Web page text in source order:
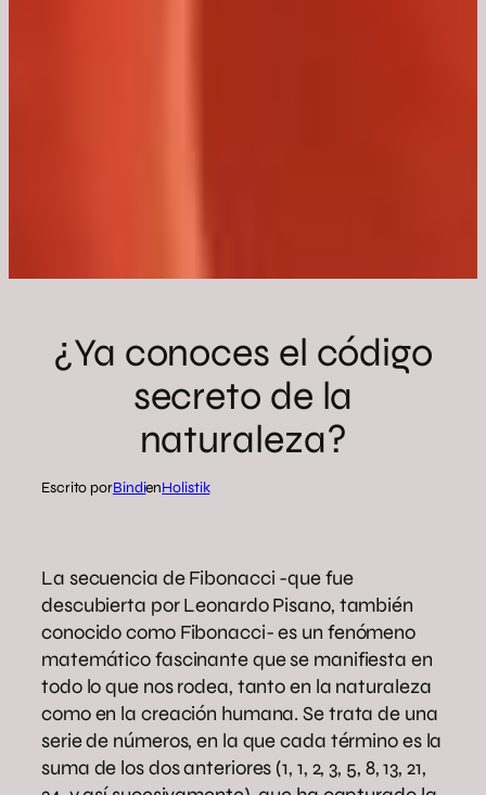
¿Ya conoces el código
secreto de la
naturaleza?
Escrito porBindienHolistik
La secuencia de Fibonacci -que fue
descubierta por Leonardo Pisano, también
conocido como Fibonacci- es un fenómeno
matemático fascinante que se manifiesta en
todo lo que nos rodea, tanto en la naturaleza
como en la creación humana. Se trata de una
serie de números, en la que cada término es la
suma de los dos anteriores (1, 1, 2, 3, 5, 8, 13, 21,